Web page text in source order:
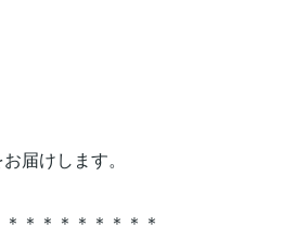
届けします。
＊＊＊＊＊＊＊＊